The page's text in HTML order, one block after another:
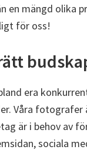
en mängd olika
för oss!
era
Våra fotografer
är i behov av
sociala